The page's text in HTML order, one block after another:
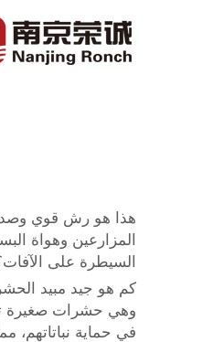
هذا هو رش قوي وصديق
المزارعين وهواة
السيطرة على
كم هو جيد مبيد
وهي حشرات صغيرة
في حماية نباتاتهم،